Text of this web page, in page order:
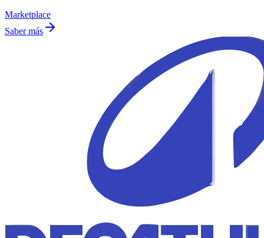
Marketplace
Saber más